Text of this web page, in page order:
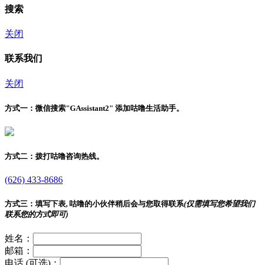
搜索
关闭
联系我们
关闭
方式一： 微信搜索"GAssistant2" 添加咕噜生活助手。
方式二： 拨打咕噜咨询热线。
(626) 433-8686
方式三： 填写下表, 咕噜的小伙伴稍后会与您取得联系(仅需填写您希望我们
联系您的方式即可)
姓名：
邮箱：
电话 (可选)：